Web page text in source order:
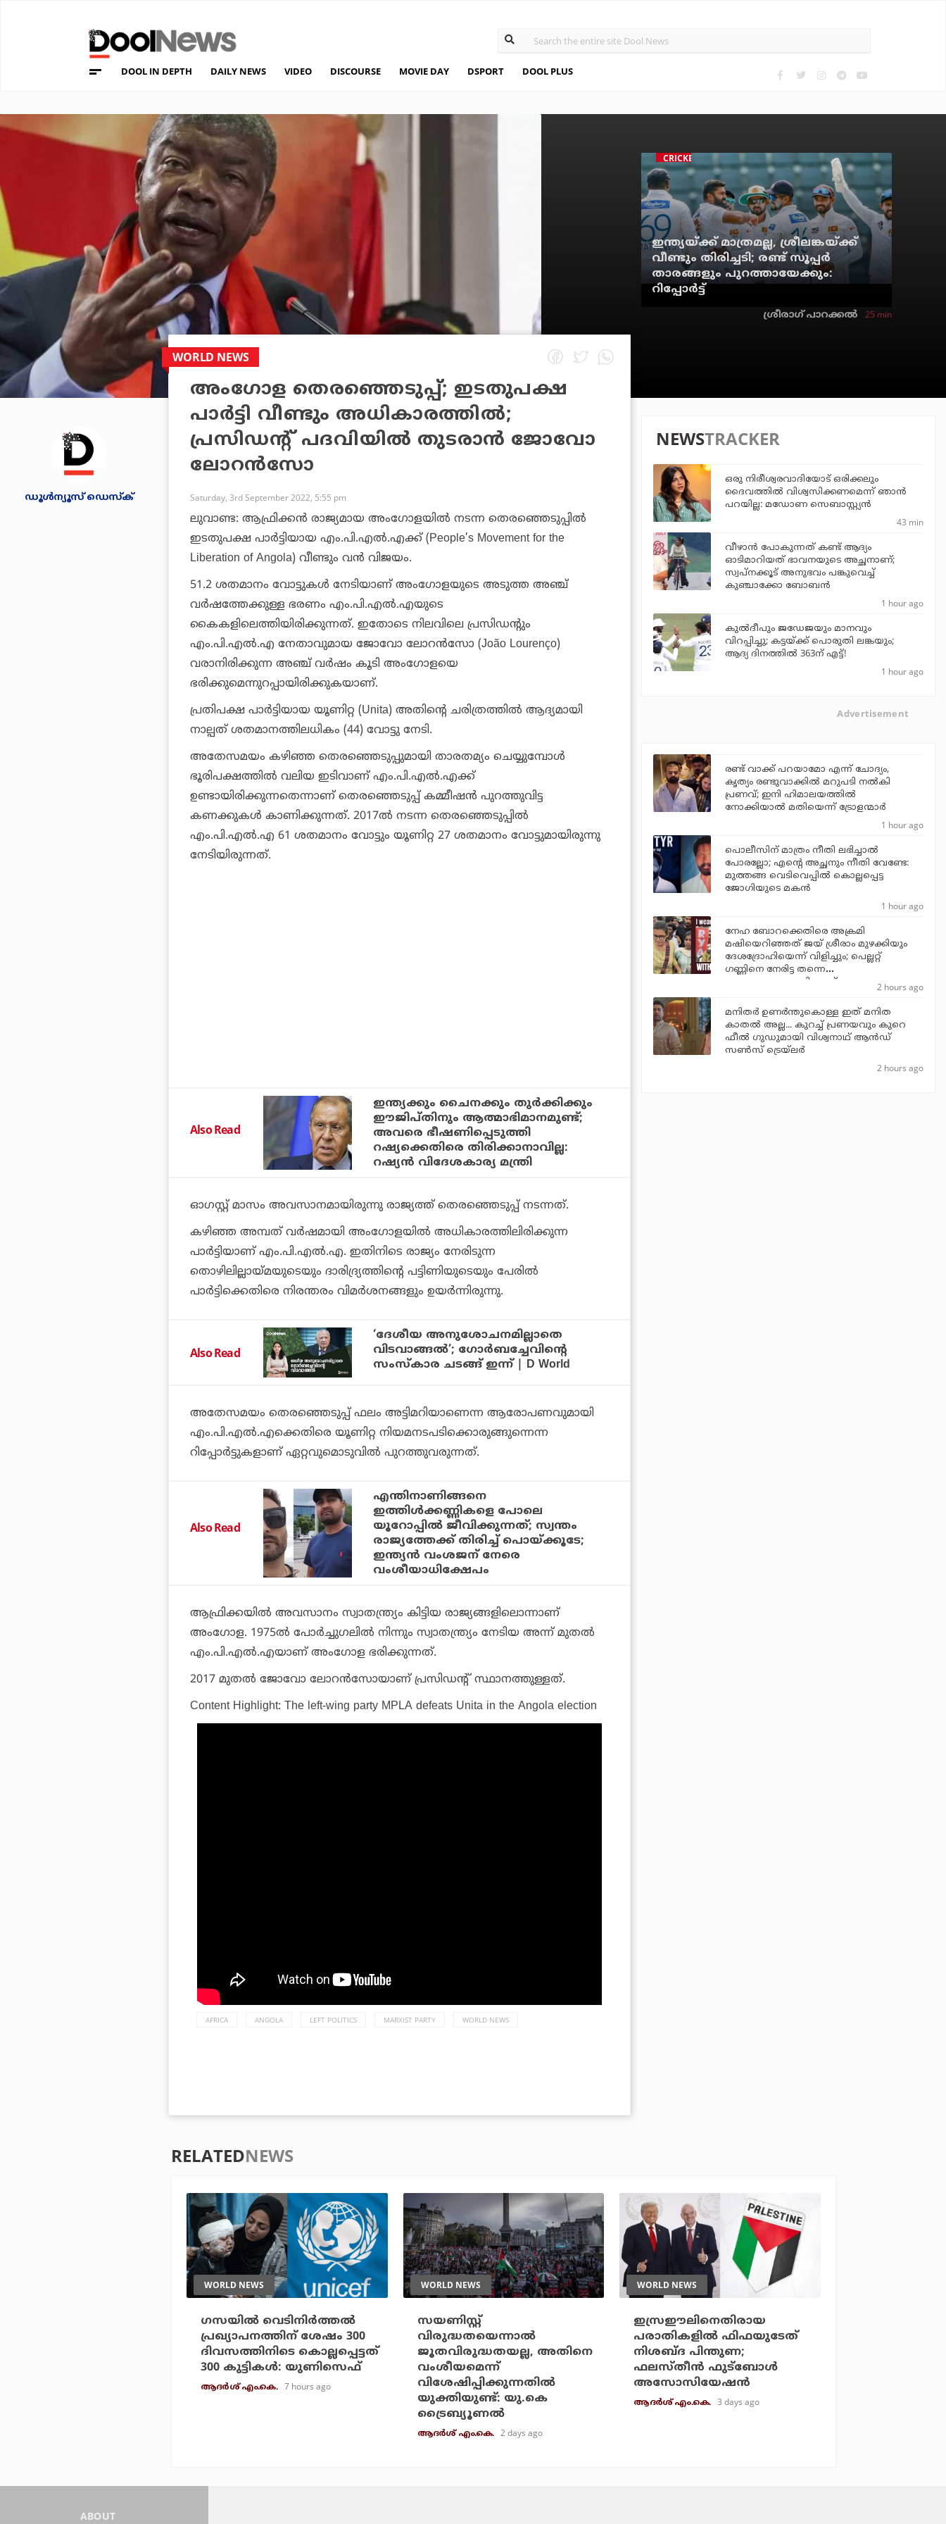
DOOL IN DEPTH DAILY NEWS VIDEO DISCOURSE MOVIE DAY DSPORT DOOL PLUS
CRICKET
ഇന്ത്യയ്ക്ക് മാത്രമല്ല, ശ്രീലങ്കയ്ക്ക്
വീണ്ടും തിരിച്ചടി; രണ്ട് സൂപ്പര്‍
താരങ്ങളും പുറത്തായേക്കും:
റിപ്പോര്‍ട്ട്
ശ്രീരാഗ് പാറക്കല്‍ 25 min
ഡൂള്‍ന്യൂസ് ഡെസ്‌ക്
WORLD NEWS
അംഗോള തെരഞ്ഞെടുപ്പ്; ഇടതുപക്ഷ
പാര്‍ട്ടി വീണ്ടും അധികാരത്തില്‍;
പ്രസിഡന്റ് പദവിയില്‍ തുടരാന്‍ ജോവോ
ലോറന്‍സോ
Saturday, 3rd September 2022, 5:55 pm
ലുവാണ്ട: ആഫ്രിക്കന്‍ രാജ്യമായ അംഗോളയില്‍ നടന്ന തെരഞ്ഞെടുപ്പില്‍
ഇടതുപക്ഷ പാര്‍ട്ടിയായ എം.പി.എല്‍.എക്ക് (People’s Movement for the
Liberation of Angola) വീണ്ടും വന്‍ വിജയം.
51.2 ശതമാനം വോട്ടുകള്‍ നേടിയാണ് അംഗോളയുടെ അടുത്ത അഞ്ച്
വര്‍ഷത്തേക്കുള്ള ഭരണം എം.പി.എല്‍.എയുടെ
കൈകളിലെത്തിയിരിക്കുന്നത്. ഇതോടെ നിലവിലെ പ്രസിഡന്റും
എം.പി.എല്‍.എ നേതാവുമായ ജോവോ ലോറന്‍സോ (João Lourenço)
വരാനിരിക്കുന്ന അഞ്ച് വര്‍ഷം കൂടി അംഗോളയെ
ഭരിക്കുമെന്നുറപ്പായിരിക്കുകയാണ്.
പ്രതിപക്ഷ പാര്‍ട്ടിയായ യൂണിറ്റ (Unita) അതിന്റെ ചരിത്രത്തില്‍ ആദ്യമായി
നാല്പത് ശതമാനത്തിലധികം (44) വോട്ടു നേടി.
അതേസമയം കഴിഞ്ഞ തെരഞ്ഞെടുപ്പുമായി താരതമ്യം ചെയ്യുമ്പോള്‍
ഭൂരിപക്ഷത്തില്‍ വലിയ ഇടിവാണ് എം.പി.എല്‍.എക്ക്
ഉണ്ടായിരിക്കുന്നതെന്നാണ് തെരഞ്ഞെടുപ്പ് കമ്മീഷന്‍ പുറത്തുവിട്ട
കണക്കുകള്‍ കാണിക്കുന്നത്. 2017ല്‍ നടന്ന തെരഞ്ഞെടുപ്പില്‍
എം.പി.എല്‍.എ 61 ശതമാനം വോട്ടും യൂണിറ്റ 27 ശതമാനം വോട്ടുമായിരുന്നു
നേടിയിരുന്നത്.
Also Read
ഇന്ത്യക്കും ചൈനക്കും തുര്‍ക്കിക്കും
ഈജിപ്തിനും ആത്മാഭിമാനമുണ്ട്;
അവരെ ഭീഷണിപ്പെടുത്തി
റഷ്യക്കെതിരെ തിരിക്കാനാവില്ല:
റഷ്യന്‍ വിദേശകാര്യ മന്ത്രി
ഓഗസ്റ്റ് മാസം അവസാനമായിരുന്നു രാജ്യത്ത് തെരഞ്ഞെടുപ്പ് നടന്നത്.
കഴിഞ്ഞ അമ്പത് വര്‍ഷമായി അംഗോളയില്‍ അധികാരത്തിലിരിക്കുന്ന
പാര്‍ട്ടിയാണ് എം.പി.എല്‍.എ. ഇതിനിടെ രാജ്യം നേരിടുന്ന
തൊഴിലില്ലായ്മയുടെയും ദാരിദ്ര്യത്തിന്റെ പട്ടിണിയുടെയും പേരില്‍
പാര്‍ട്ടിക്കെതിരെ നിരന്തരം വിമര്‍ശനങ്ങളും ഉയര്‍ന്നിരുന്നു.
Also Read
‘ദേശീയ അനുശോചനമില്ലാതെ
വിടവാങ്ങല്‍’; ഗോര്‍ബച്ചേവിന്റെ
സംസ്‌കാര ചടങ്ങ് ഇന്ന് | D World
അതേസമയം തെരഞ്ഞെടുപ്പ് ഫലം അട്ടിമറിയാണെന്ന ആരോപണവുമായി
എം.പി.എല്‍.എക്കെതിരെ യൂണിറ്റ നിയമനടപടിക്കൊരുങ്ങുന്നെന്ന
റിപ്പോര്‍ട്ടുകളാണ് ഏറ്റവുമൊടുവില്‍ പുറത്തുവരുന്നത്.
Also Read
എന്തിനാണിങ്ങനെ
ഇത്തിള്‍ക്കണ്ണികളെ പോലെ
യൂറോപ്പില്‍ ജീവിക്കുന്നത്; സ്വന്തം
രാജ്യത്തേക്ക് തിരിച്ച് പൊയ്ക്കൂടേ;
ഇന്ത്യന്‍ വംശജന് നേരെ
വംശീയാധിക്ഷേപം
ആഫ്രിക്കയില്‍ അവസാനം സ്വാതന്ത്ര്യം കിട്ടിയ രാജ്യങ്ങളിലൊന്നാണ്
അംഗോള. 1975ല്‍ പോര്‍ച്ചുഗലില്‍ നിന്നും സ്വാതന്ത്ര്യം നേടിയ അന്ന് മുതല്‍
എം.പി.എല്‍.എയാണ് അംഗോള ഭരിക്കുന്നത്.
2017 മുതല്‍ ജോവോ ലോറന്‍സോയാണ് പ്രസിഡന്റ് സ്ഥാനത്തുള്ളത്.
Content Highlight: The left-wing party MPLA defeats Unita in the Angola election
AFRICA ANGOLA LEFT POLITICS MARXIST PARTY WORLD NEWS
NEWSTRACKER
ഒരു നിരീശ്വരവാദിയോട് ഒരിക്കലും
ദൈവത്തിൽ വിശ്വസിക്കണമെന്ന് ഞാൻ
പറയില്ല: മഡോണ സെബാസ്റ്റ്യൻ
43 min
വീഴാന്‍ പോകുന്നത് കണ്ട് ആദ്യം
ഓടിമാറിയത് ഭാവനയുടെ അച്ഛനാണ്;
സ്വപ്‌നക്കൂട് അനുഭവം പങ്കുവെച്ച്
കുഞ്ചാക്കോ ബോബന്‍
1 hour ago
കുല്‍ദീപും ജഡേജയും മാനവും
വിറപ്പിച്ചു; കട്ടയ്ക്ക് പൊരുതി ലങ്കയും;
ആദ്യ ദിനത്തില്‍ 363ന് എട്ട്!
1 hour ago
Advertisement
രണ്ട് വാക്ക് പറയാമോ എന്ന് ചോദ്യം,
കൃത്യം രണ്ടുവാക്കില്‍ മറുപടി നല്‍കി
പ്രണവ്; ഇനി ഹിമാലയത്തില്‍
നോക്കിയാല്‍ മതിയെന്ന് ട്രോളന്മാര്‍
1 hour ago
പൊലീസിന് മാത്രം നീതി ലഭിച്ചാല്‍
പോരല്ലോ; എന്റെ അച്ഛനും നീതി വേണ്ടേ:
മുത്തങ്ങ വെടിവെപ്പില്‍ കൊല്ലപ്പെട്ട
ജോഗിയുടെ മകന്‍
1 hour ago
നേഹ ബോറക്കെതിരെ അക്രമി
മഷിയെറിഞ്ഞത് ജയ് ശ്രീരാം മുഴക്കിയും
ദേശദ്രോഹിയെന്ന് വിളിച്ചും; പെല്ലറ്റ്
ഗണ്ണിനെ നേരിട്ട തന്നെ
ഭയപ്പെടുത്താനാവില്ലെന്ന് നേഹ
2 hours ago
മനിതര്‍ ഉണര്‍ന്തുകൊള്ള ഇത് മനിത
കാതല്‍ അല്ല... കുറച്ച് പ്രണയവും കുറെ
ഫീല്‍ ഗുഡുമായി വിശ്വനാഥ് ആന്‍ഡ്
സണ്‍സ് ട്രെയ്‌ലര്‍
2 hours ago
RELATEDNEWS
WORLD NEWS
ഗസയില്‍ വെടിനിര്‍ത്തല്‍
പ്രഖ്യാപനത്തിന് ശേഷം 300
ദിവസത്തിനിടെ കൊല്ലപ്പെട്ടത്
300 കുട്ടികള്‍: യുണിസെഫ്
ആദർശ് എം.കെ. 7 hours ago
WORLD NEWS
സയണിസ്റ്റ്
വിരുദ്ധതയെന്നാല്‍
ജൂതവിരുദ്ധതയല്ല, അതിനെ
വംശീയമെന്ന്
വിശേഷിപ്പിക്കുന്നതില്‍
യുക്തിയുണ്ട്: യു.കെ
ട്രൈബ്യൂണല്‍
ആദർശ് എം.കെ. 2 days ago
WORLD NEWS
ഇസ്രഈലിനെതിരായ
പരാതികളില്‍ ഫിഫയുടേത്
നിശബ്ദ പിന്തുണ;
ഫലസ്തീന്‍ ഫുട്‌ബോള്‍
അസോസിയേഷന്‍
ആദർശ് എം.കെ. 3 days ago
ABOUT